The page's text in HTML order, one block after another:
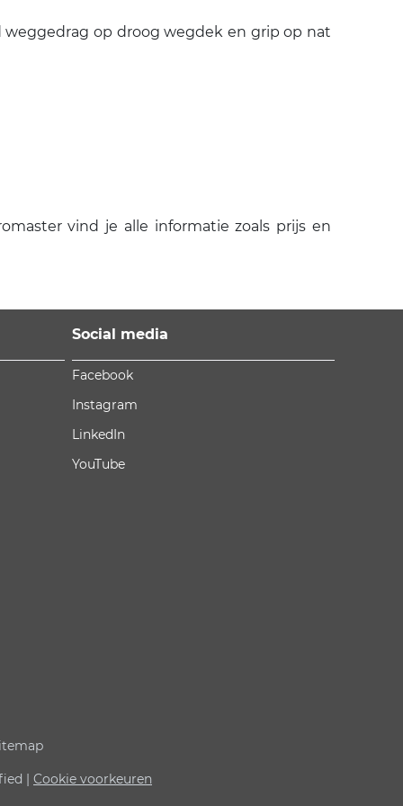
weggedrag op droog wegdek en grip op nat
vind je alle informatie zoals prijs en
Social media
Facebook
Instagram
LinkedIn
YouTube
| Cookie voorkeuren